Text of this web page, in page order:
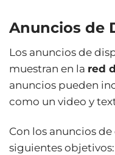
Anuncios de
Los anuncios de
muestran en la red
anuncios pueden
como un video y
Con los anuncios
siguientes objetivos: